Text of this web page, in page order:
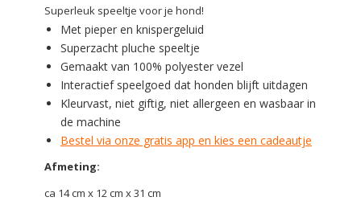
Superleuk speeltje voor je hond!
Met pieper en knispergeluid
Superzacht pluche speeltje
Gemaakt van 100% polyester vezel
Interactief speelgoed dat honden blijft uitdagen
Kleurvast, niet giftig, niet allergeen en wasbaar in
de machine
Bestel via onze gratis app en kies een cadeautje
Afmeting:
ca 14 cm x 12 cm x 31 cm